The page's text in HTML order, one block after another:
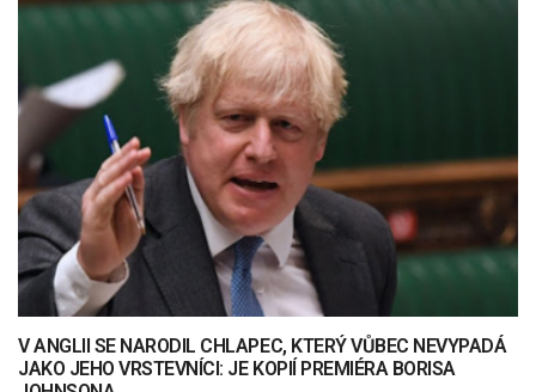
V ANGLII SE NARODIL CHLAPEC, KTERÝ VŮBEC NEVYPADÁ
JAKO JEHO VRSTEVNÍCI: JE KOPIÍ PREMIÉRA BORISA